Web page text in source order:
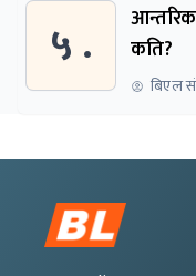
५ .
कति?
बिएल